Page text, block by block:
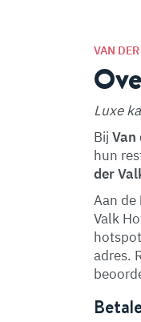
VAN
Luxe
Bij Van
hun
der
Aan de
Valk
adres.